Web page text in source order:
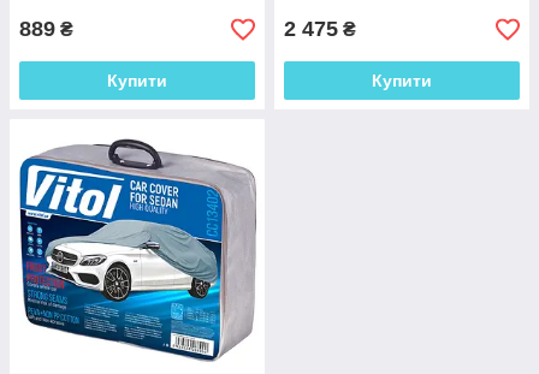
889 ₴
Купити
2 475 ₴
Купити